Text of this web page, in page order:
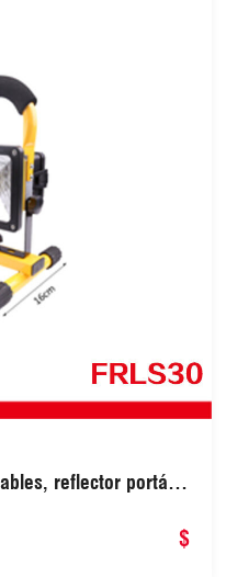
reflector portátil
viajar y
$